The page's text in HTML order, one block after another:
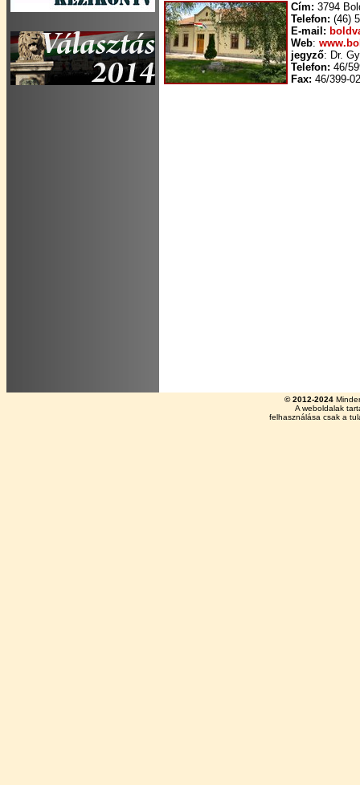
Cím: 3794
Telefon: (46)
E-mail:
Web:
jegyző: Dr.
Telefon: 46/
Fax: 46/399-
© 2012-2024
A weboldalak
felhasználása csak a